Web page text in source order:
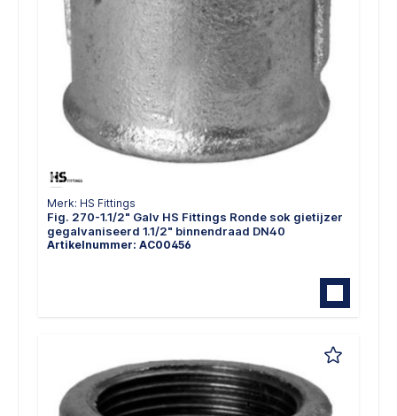
Merk: HS Fittings
Fig. 270-1.1/2" Galv HS Fittings Ronde sok gietijzer
gegalvaniseerd 1.1/2" binnendraad DN40
Artikelnummer: AC00456